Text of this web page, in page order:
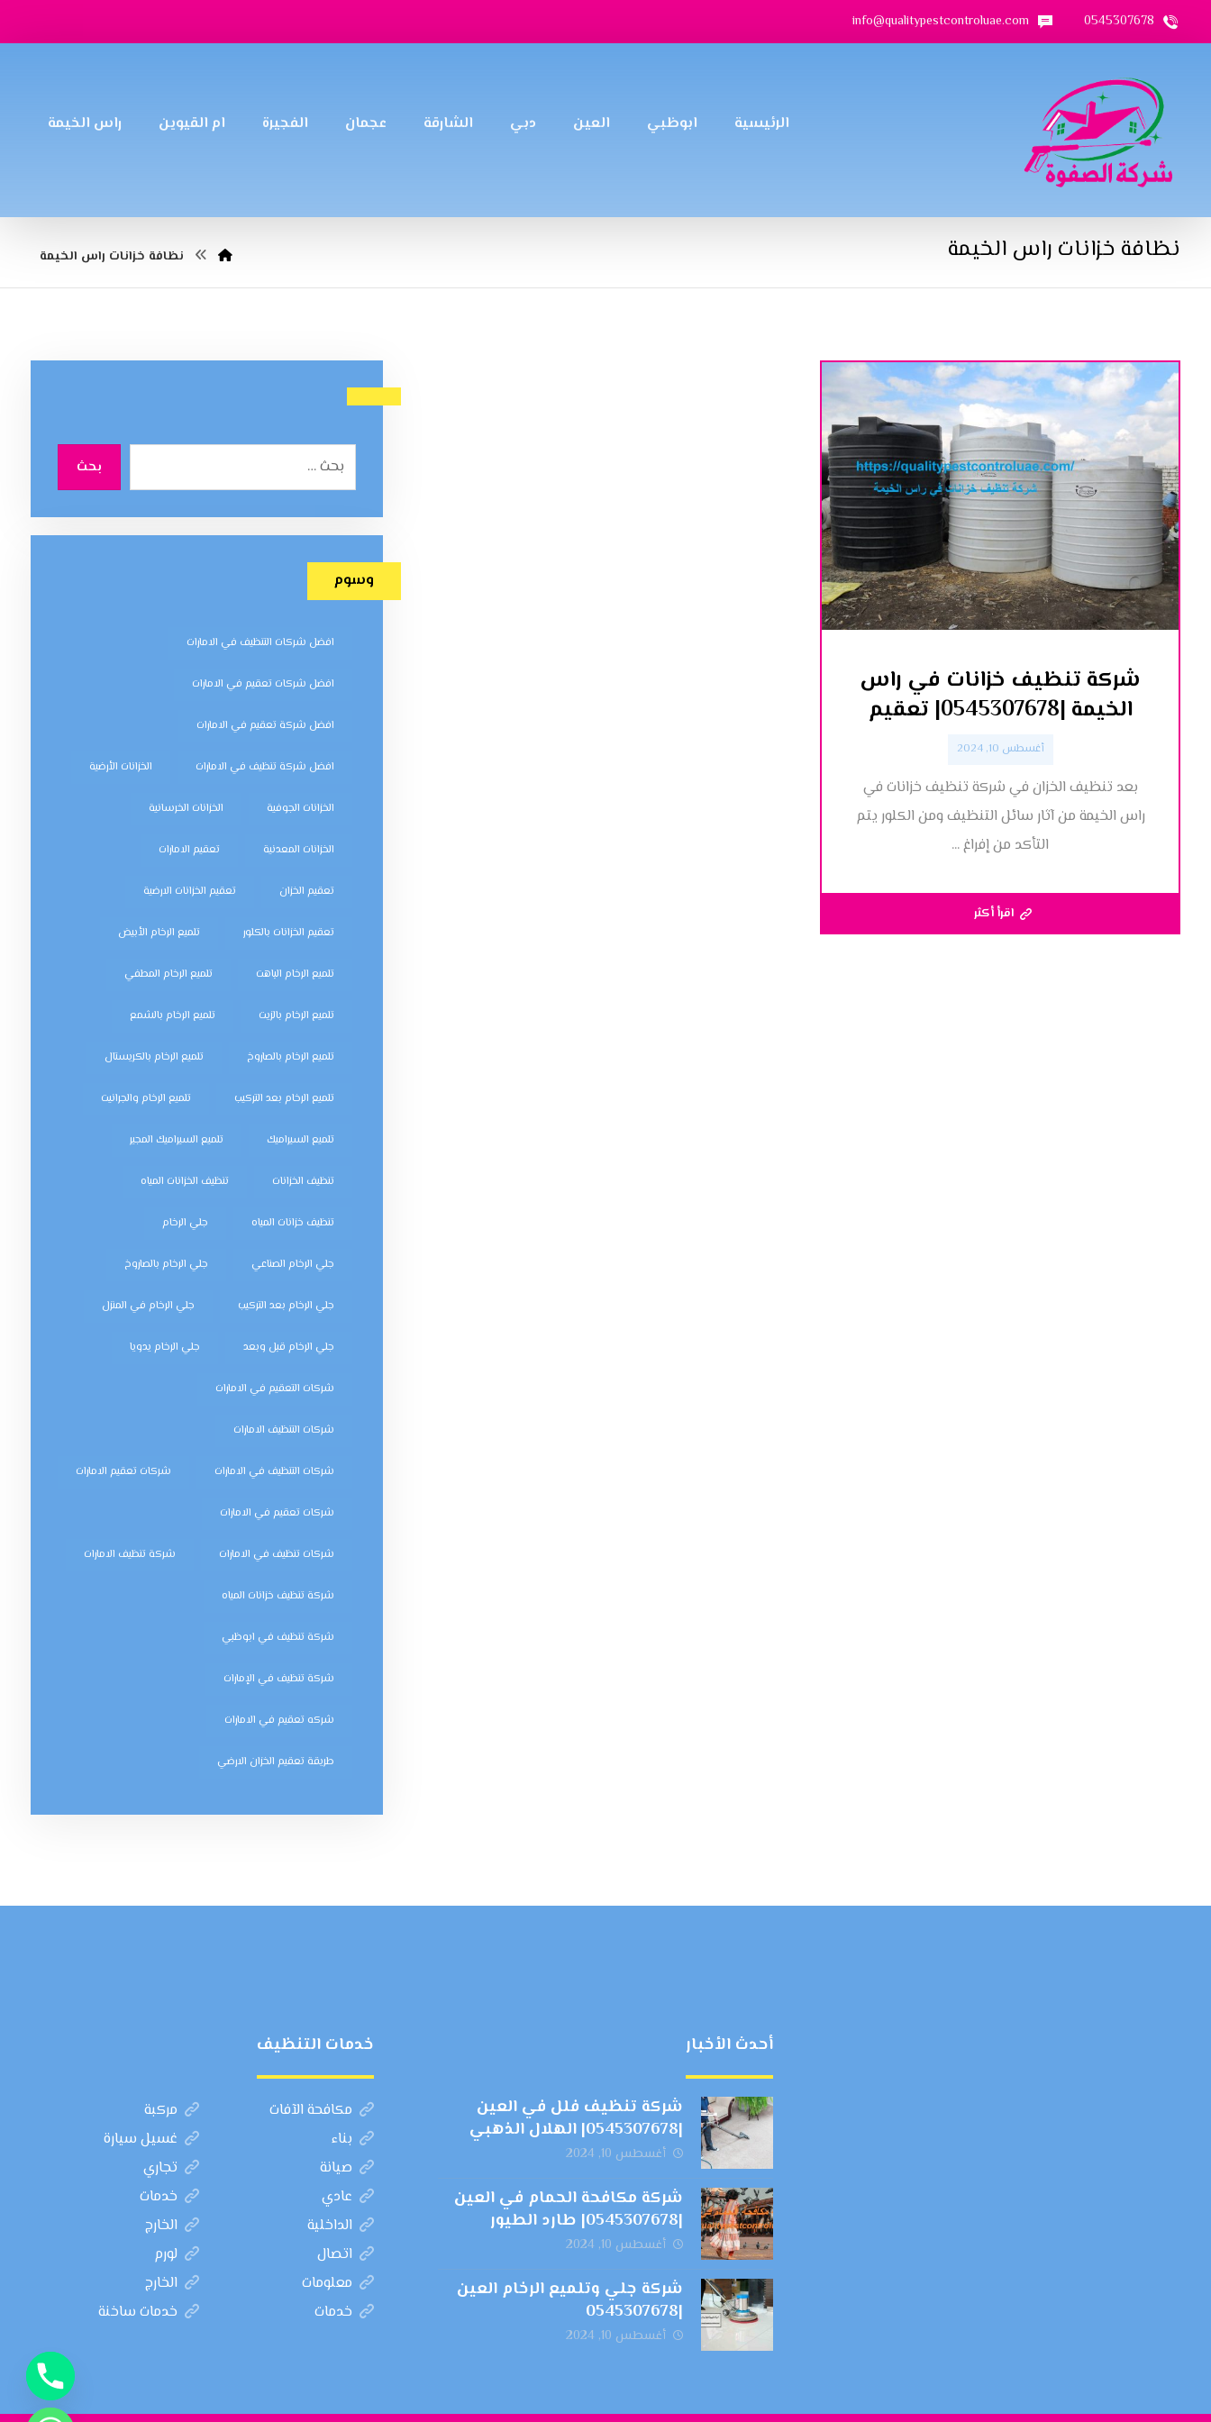
0545307678
info@qualitypestcontroluae.com
الرئيسية ابوظبي العين دبي الشارقة عجمان الفجيرة ام القيوين راس الخيمة
نظافة خزانات راس الخيمة نظافة خزانات راس الخيمة
شركة تنظيف خزانات في راس
الخيمة |0545307678| تعقيم
أغسطس 10, 2024
بعد تنظيف الخزان في شركة تنظيف خزانات في
راس الخيمة من آثار سائل التنظيف ومن الكلور يتم
التأكد من إفراغ ...
اقرأ أكثر
بحث
وسوم
افضل شركات التنظيف في الامارات
افضل شركات تعقيم في الامارات
افضل شركة تعقيم في الامارات
افضل شركة تنظيف في الامارات الخزانات الأرضية
الخزانات الجوفية الخزانات الخرسانية
الخزانات المعدنية تعقيم الامارات
تعقيم الخزان تعقيم الخزانات الارضية
تعقيم الخزانات بالكلور تلميع الرخام الأبيض
تلميع الرخام الباهت تلميع الرخام المطفي
تلميع الرخام بالزيت تلميع الرخام بالشمع
تلميع الرخام بالصاروخ تلميع الرخام بالكريستال
تلميع الرخام بعد التركيب تلميع الرخام والجرانيت
تلميع السيراميك تلميع السيراميك المجير
تنظيف الخزانات تنظيف الخزانات المياه
تنظيف خزانات المياه جلي الرخام
جلي الرخام الصناعي جلي الرخام بالصاروخ
جلي الرخام بعد التركيب جلي الرخام في المنزل
جلي الرخام قبل وبعد جلي الرخام يدويا
شركات التعقيم في الامارات
شركات التنظيف الامارات
شركات التنظيف في الامارات شركات تعقيم الامارات
شركات تعقيم في الامارات
شركات تنظيف في الامارات شركة تنظيف الامارات
شركة تنظيف خزانات المياه
شركة تنظيف في ابوظبي
شركة تنظيف في الإمارات
شركه تعقيم في الامارات
طريقة تعقيم الخزان الارضي
أحدث الأخبار
شركة تنظيف فلل في العين
|0545307678| الهلال الذهبي
أغسطس 10, 2024
شركة مكافحة الحمام في العين
|0545307678| طارد الطيور
أغسطس 10, 2024
شركة جلي وتلميع الرخام العين
|0545307678
أغسطس 10, 2024
خدمات التنظيف
مكافحة الآفات
مركبة
بناء
غسيل سيارة
صيانة
تجاري
عادي
خدمات
الداخلية
الخارج
اتصال
لورم
معلومات
الخارج
خدمات
خدمات ساخنة